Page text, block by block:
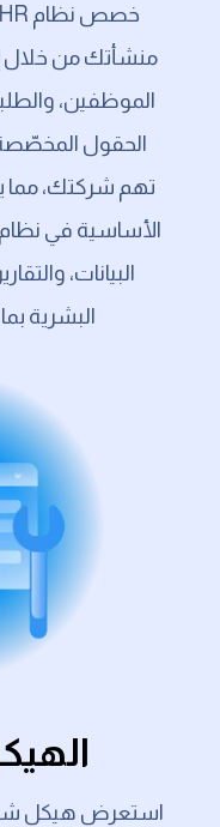
منشأتك من
الموظفين،
الحقول المخصّصة
تهم شركتك، مما
الأساسية في
البيانات،
البشرية
استعرض هيكل